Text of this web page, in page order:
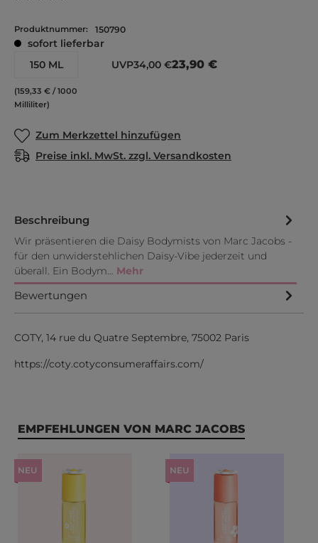
Produktnummer: 150790
sofort lieferbar
150 ML
(159,33 € / 1000
Milliliter)
UVP34,00 €23,90 €
Zum Merkzettel hinzufügen
Preise inkl. MwSt. zzgl. Versandkosten
Beschreibung
Wir präsentieren die Daisy Bodymists von Marc Jacobs -
für den unwiderstehlichen Daisy-Vibe jederzeit und
überall. Ein Bodym… Mehr
Bewertungen
COTY, 14 rue du Quatre Septembre, 75002 Paris
https://coty.cotyconsumeraffairs.com/
Produktgalerie überspringen
EMPFEHLUNGEN VON MARC JACOBS
NEU NEU